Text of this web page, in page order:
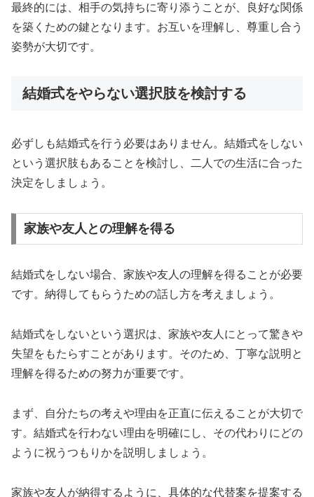
最終的には、相手の気持ちに寄り添うことが、良好な関係
を築くための鍵となります。お互いを理解し、尊重し合う
姿勢が大切です。
結婚式をやらない選択肢を検討する
必ずしも結婚式を行う必要はありません。結婚式をしない
という選択肢もあることを検討し、二人での生活に合った
決定をしましょう。
家族や友人との理解を得る
結婚式をしない場合、家族や友人の理解を得ることが必要
です。納得してもらうための話し方を考えましょう。
結婚式をしないという選択は、家族や友人にとって驚きや
失望をもたらすことがあります。そのため、丁寧な説明と
理解を得るための努力が重要です。
まず、自分たちの考えや理由を正直に伝えることが大切で
す。結婚式を行わない理由を明確にし、その代わりにどの
ように祝うつもりかを説明しましょう。
家族や友人が納得するように、具体的な代替案を提案する